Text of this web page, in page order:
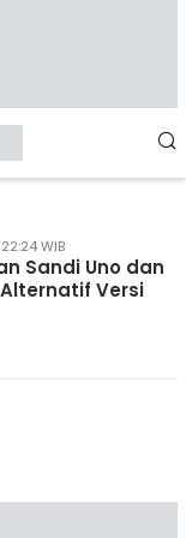
WIB
Sandi Uno dan
Versi